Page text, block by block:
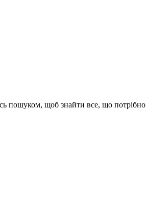
пошуком, щоб знайти все, що потрібно